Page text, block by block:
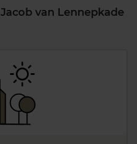
van Lennepkade